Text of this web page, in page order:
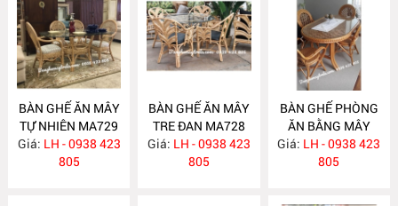
BÀN GHẾ ĂN MÂY
TỰ NHIÊN MA729
Giá: LH - 0938 423
805
BÀN GHẾ ĂN MÂY
TRE ĐAN MA728
Giá: LH - 0938 423
805
BÀN GHẾ PHÒNG
ĂN BẰNG MÂY
MA727
Giá: LH - 0938 423
805